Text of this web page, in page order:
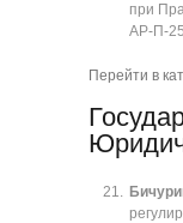
при
АР-П-
Перейти в